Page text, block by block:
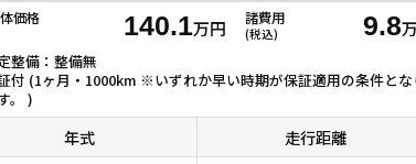
価格 140.1万円 諸費用
(税込) 9.8
整備：整備無
付 (1ヶ月・1000km ※いずれか早い時期が保証適用の条件とな
。 )
年式
走行距離